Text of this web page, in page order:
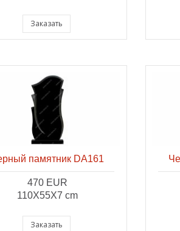
Заказать
памятник DA161
470 EUR
110X55X7 cm
Заказать